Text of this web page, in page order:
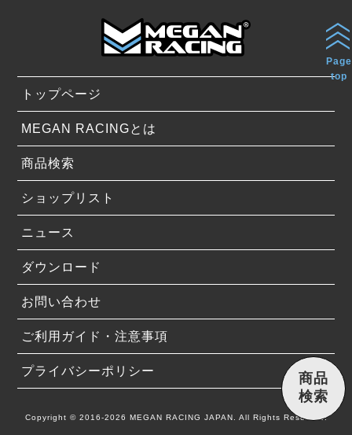
トップページ
MEGAN RACINGとは
商品検索
ショップリスト
ニュース
ダウンロード
お問い合わせ
ご利用ガイド・注意事項
プライバシーポリシー
Copyright © 2016-2026 MEGAN RACING JAPAN. All Rights Reserved.
Page
top
商品
検索